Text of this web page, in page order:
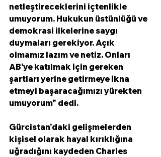
netleştireceklerini içtenlikle
umuyorum. Hukukun üstünlüğü ve
demokrasi ilkelerine saygı
duymaları gerekiyor. Açık
olmamız lazım ve netiz. Onları
AB'ye katılmak için gereken
şartları yerine getirmeye ikna
etmeyi başaracağımızı yürekten
umuyorum" dedi.
Gürcistan'daki gelişmelerden
kişisel olarak hayal kırıklığına
uğradığını kaydeden Charles